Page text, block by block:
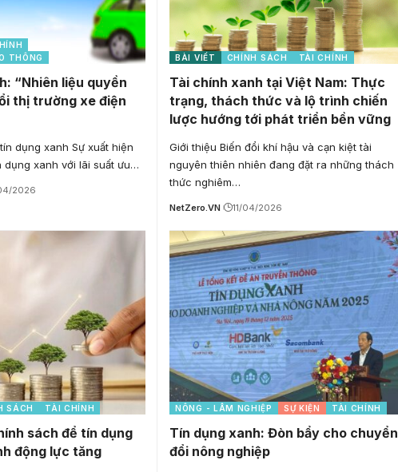
THÔNG
“Nhiên liệu quyền
thị trường xe điện
dụng xanh Sự xuất hiện
xanh với lãi suất ưu…
2026
BÀI VIẾT CHÍNH SÁCH TÀI CHÍNH
Tài chính xanh tại Việt Nam: Thực
trạng, thách thức và lộ trình chiến
lược hướng tới phát triển bền vững
Giới thiệu Biến đổi khí hậu và cạn kiệt tài
nguyên thiên nhiên đang đặt ra những thách
thức nghiêm…
NetZero.VN 11/04/2026
SÁCH TÀI CHÍNH
sách để tín dụng
động lực tăng
NÔNG - LÂM NGHIỆP SỰ KIỆN TÀI CHÍNH
Tín dụng xanh: Đòn bẩy cho chuyển
đổi nông nghiệp